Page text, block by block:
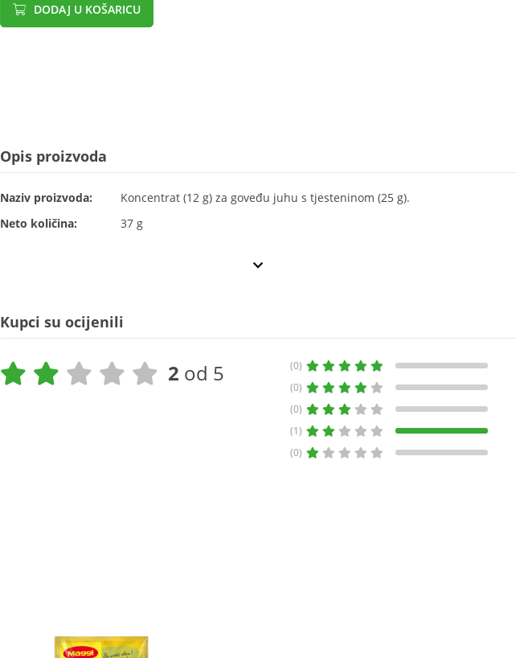
DODAJ U KOŠARICU
Opis proizvoda
Naziv proizvoda:
Koncentrat (12 g) za goveđu juhu s tjesteninom (25 g).
Neto količina:
37 g
Kupci su ocijenili
2 od 5
(0)
(0)
(0)
(1)
(0)